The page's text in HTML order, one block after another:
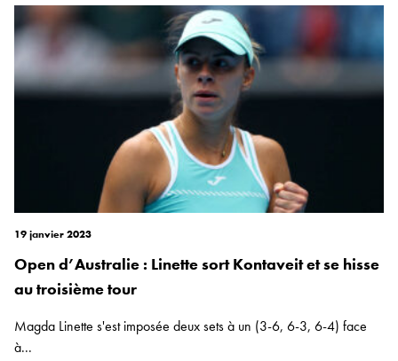
19 janvier 2023
Open d’Australie : Linette sort Kontaveit et se hisse
au troisième tour
Magda Linette s'est imposée deux sets à un (3-6, 6-3, 6-4) face
à...